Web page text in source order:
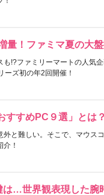
量！ファミマ夏の大
!?ファミリーマートの人気
ーズ初の年2回開催！
すすめPC９選」とは？
外と難しい。そこで、マウス
！
は…世界観表現した腕